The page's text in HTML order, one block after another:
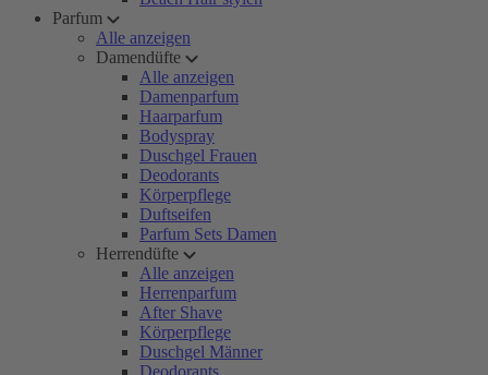
Parfum
Alle anzeigen
Damendüfte
Alle anzeigen
Damenparfum
Haarparfum
Bodyspray
Duschgel Frauen
Deodorants
Körperpflege
Duftseifen
Parfum Sets Damen
Herrendüfte
Alle anzeigen
Herrenparfum
After Shave
Körperpflege
Duschgel Männer
Deodorants